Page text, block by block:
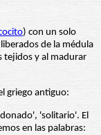
) con un solo
de la médula
tejidos y al madurar
griego antiguo:
'solitario'. El
en las palabras: